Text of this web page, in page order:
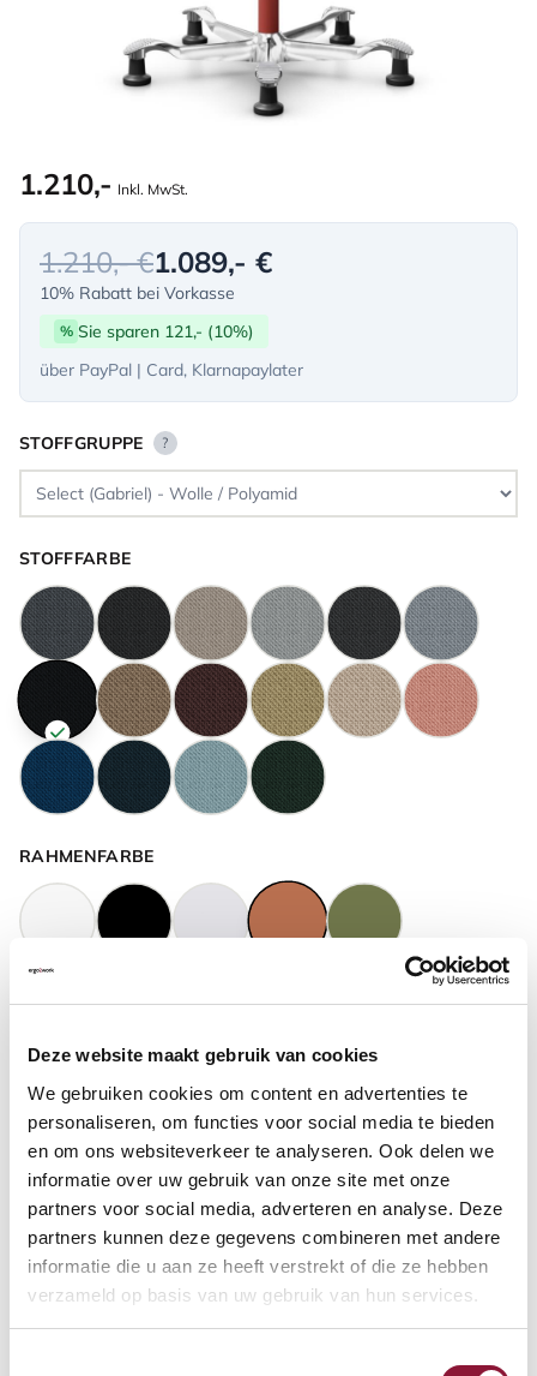
Deze website maakt gebruik van cookies
We gebruiken cookies om content en advertenties te
personaliseren, om functies voor social media te bieden
en om ons websiteverkeer te analyseren. Ook delen we
informatie over uw gebruik van onze site met onze
partners voor social media, adverteren en analyse. Deze
partners kunnen deze gegevens combineren met andere
informatie die u aan ze heeft verstrekt of die ze hebben
verzameld op basis van uw gebruik van hun services.
1.210,- Inkl. MwSt.
1.210,- €1.089,- €
10% Rabatt bei Vorkasse
% Sie sparen 121,- (10%)
über PayPal | Card, Klarnapaylater
STOFFGRUPPE ?
STOFFFARBE
RAHMENFARBE
GASFEDERHÖHE
BODENKONTAKT
FUSSRING ?